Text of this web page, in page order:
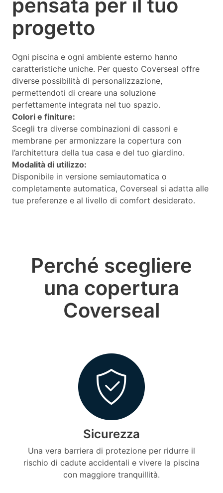
pensata per il tuo
progetto
Ogni piscina e ogni ambiente esterno hanno
caratteristiche uniche. Per questo Coverseal offre
diverse possibilità di personalizzazione,
permettendoti di creare una soluzione
perfettamente integrata nel tuo spazio.
Colori e finiture:
Scegli tra diverse combinazioni di cassoni e
membrane per armonizzare la copertura con
l’architettura della tua casa e del tuo giardino.
Modalità di utilizzo:
Disponibile in versione semiautomatica o
completamente automatica, Coverseal si adatta alle
tue preferenze e al livello di comfort desiderato.
Perché scegliere
una copertura
Coverseal
Sicurezza
Una vera barriera di protezione per ridurre il
rischio di cadute accidentali e vivere la piscina
con maggiore tranquillità.